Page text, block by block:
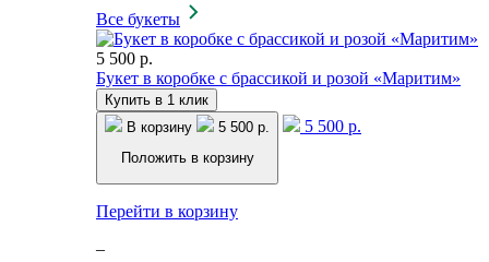
Все букеты
5 500 р.
Букет в коробке с брассикой и розой «Маритим»
Купить в 1 клик
В корзину
5 500 р.
Положить в корзину
5 500 р.
Перейти в корзину
–